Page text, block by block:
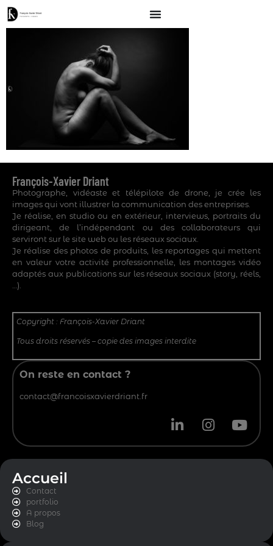
François-Xavier Driant
Photographe, vidéaste et télépilote de drone, je crée les
images qui vont illustrer la communication des entreprises.
Je réalise, en studio ou en extérieur, interviews, portraits du
dirigeant, de l’indépendant ou des collaborateurs qui
serviront sur le site web ou les réseaux sociaux.
Je réalise des photos de produits, les reportages qui mettent
en valeur votre activité professionnelle, les montages vidéo
adaptés aux publications sur les réseaux sociaux (story, réels,
…).
Copyright : François-Xavier Driant
Tous droits réservés – copie des images interdite
On reste en contact ?
contact@francoisxavierdriant.fr
Accueil
Contact
portfolio
A propos
Blog